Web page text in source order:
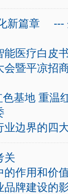
新篇章 ---
能医疗白皮
暨平凉招
基地 重温
边界的四
关
的作用和价
品牌建设的